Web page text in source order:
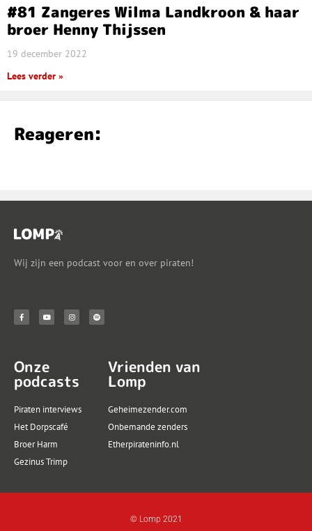
#81 Zangeres Wilma Landkroon & haar
broer Henny Thijssen
19 december 2022
Lees verder »
Reageren:
Wij zijn een podcast voor en over piraten!
Onze
podcasts
Piraten interviews
Het Dorpscafé
Broer Harm
Gezinus Trimp
Vrienden van
Lomp
Geheimezender.com
Onbemande zenders
Etherpirateninfo.nl
© Lomp 2021